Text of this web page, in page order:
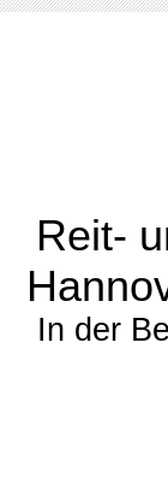
Reit-
In der